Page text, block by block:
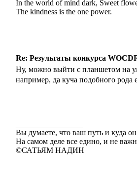
In the world of mind dark, Sweet
The kindness is the one power.
Re: Результаты конкурса
Ну, можно выйти с планшетом на
например, да куча подобного рода
Вы думаете, что ваш путь и куда
На самом деле все едино, и не
©САТЬЯМ НАДИН